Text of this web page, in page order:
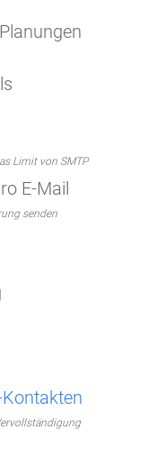
Limit von SMTP
E-Mail
senden